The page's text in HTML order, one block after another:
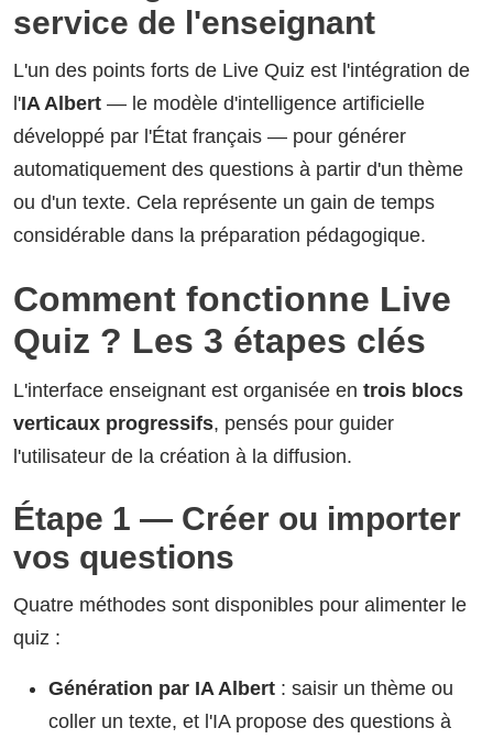
service de l'enseignant
L'un des points forts de Live Quiz est l'intégration de
l'IA Albert — le modèle d'intelligence artificielle
développé par l'État français — pour générer
automatiquement des questions à partir d'un thème
ou d'un texte. Cela représente un gain de temps
considérable dans la préparation pédagogique.
Comment fonctionne Live
Quiz ? Les 3 étapes clés
L'interface enseignant est organisée en trois blocs
verticaux progressifs, pensés pour guider
l'utilisateur de la création à la diffusion.
Étape 1 — Créer ou importer
vos questions
Quatre méthodes sont disponibles pour alimenter le
quiz :
Génération par IA Albert : saisir un thème ou
coller un texte, et l'IA propose des questions à